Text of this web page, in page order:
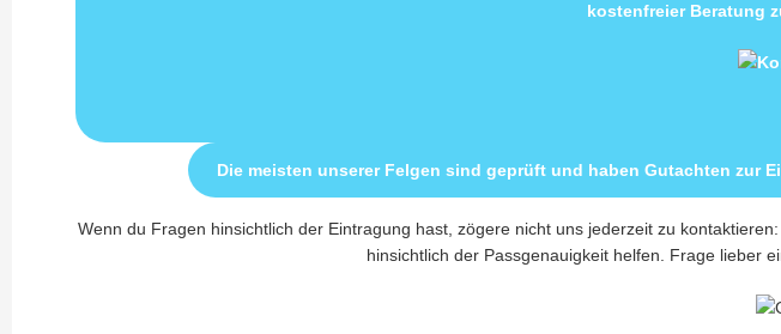
kostenfreier Beratung
Die meisten unserer Felgen sind geprüft und haben Gutachten zur
Wenn du Fragen hinsichtlich der Eintragung hast, zögere nicht uns jederzeit zu kontaktieren:
hinsichtlich der Passgenauigkeit helfen. Frage lieber